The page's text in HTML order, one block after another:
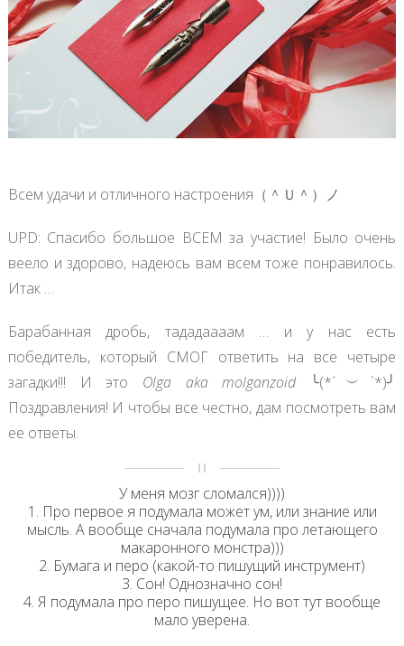
Всем удачи и отличного настроения（＾Ｕ＾）ノ
UPD: Спасибо большое ВСЕМ за участие! Было очень
веело и здорово, надеюсь вам всем тоже понравилось.
Итак …
Барабанная дробь, тададаааам … и у нас есть
победитель, который СМОГ ответить на все четыре
загадки!!! И это Olga aka molganzoid╰(*´︶`*)╯
Поздравления! И чтобы все честно, дам посмотреть вам
ее ответы.
У меня мозг сломался))))
1. Про первое я подумала может ум, или знание или
мысль. А вообще сначала подумала про летающего
макаронного монстра)))
2. Бумага и перо (какой-то пишущий инструмент)
3. Сон! Однозначно сон!
4. Я подумала про перо пишущее. Но вот тут вообще
мало уверена.